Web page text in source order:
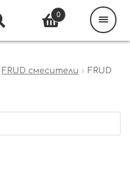
FRUD смесители
FRUD
0